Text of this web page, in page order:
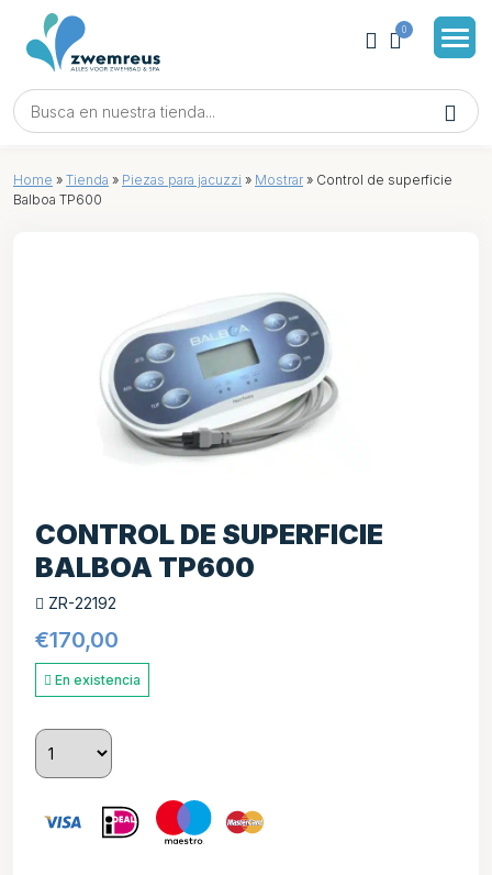
0
Home » Tienda » Piezas para jacuzzi » Mostrar » Control de superficie
Balboa TP600
CONTROL DE SUPERFICIE
BALBOA TP600
ZR-22192
€170,00
En existencia